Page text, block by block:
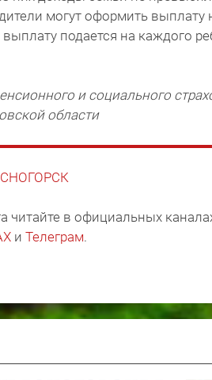
могут оформить выплату
подается на каждого
и социального
области
читайте в официальных
и Телеграм.